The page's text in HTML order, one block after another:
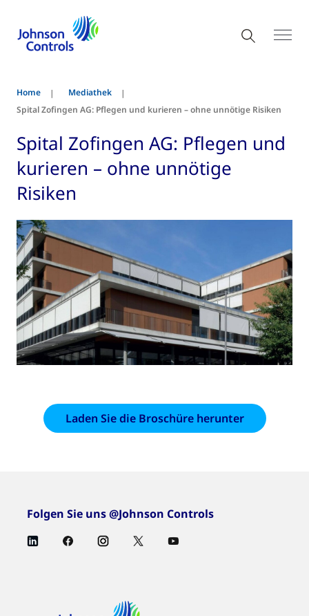
Home
Mediathek
Spital Zofingen AG: Pflegen und kurieren – ohne unnötige Risiken
Spital Zofingen AG: Pflegen und
kurieren – ohne unnötige
Risiken
Laden Sie die Broschüre herunter
Folgen Sie uns @Johnson Controls